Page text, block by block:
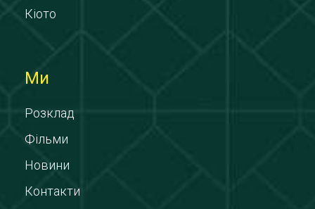
Кіото
Ми
Розклад
Фільми
Новини
Контакти